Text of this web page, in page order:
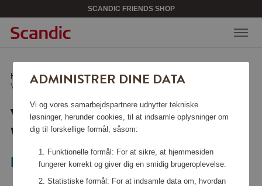
SCANDIC FRIENDS SHOP
Hjem /Tasker & tilbehør/ Weekend tasker/
Vandtæt Weekendtaske Grøn
VANDTÆT
WEEKENDTASKE GRØN
LØV
ADMINISTRER DINE DATA
Vi og vores samarbejdspartnere udnytter tekniske
løsninger, herunder cookies, til at indsamle oplysninger om
dig til forskellige formål, såsom:
Funktionelle formål: For at sikre, at hjemmesiden
fungerer korrekt og giver dig en smidig brugeroplevelse.
Statistiske formål: For at indsamle data om, hvordan